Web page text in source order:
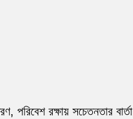
পরিবেশ রক্ষায় সচেতনতার বার্তা